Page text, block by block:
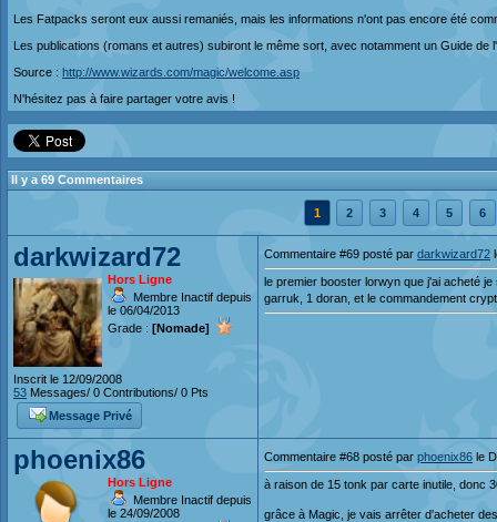
Les Fatpacks seront eux aussi remaniés, mais les informations n'ont pas encore été
Les publications (romans et autres) subiront le même sort, avec notamment un Guide de
Source : http://www.wizards.com/magic/welcome.asp
N'hésitez pas à faire partager votre avis !
Il y a 69 Commentaires
1 2 3 4 5 6
darkwizard72
Hors Ligne
Membre Inactif depuis
le 06/04/2013
Grade : [Nomade]
Inscrit le 12/09/2008
53 Messages/ 0 Contributions/ 0 Pts
Message Privé
Commentaire #69 posté par darkwizard72
le premier booster lorwyn que j'ai acheté
garruk, 1 doran, et le commandement
phoenix86
Hors Ligne
Membre Inactif depuis
le 24/09/2008
Commentaire #68 posté par phoenix86 le
à raison de 15 tonk par carte inutile, donc
grâce à Magic, je vais arrêter d'acheter